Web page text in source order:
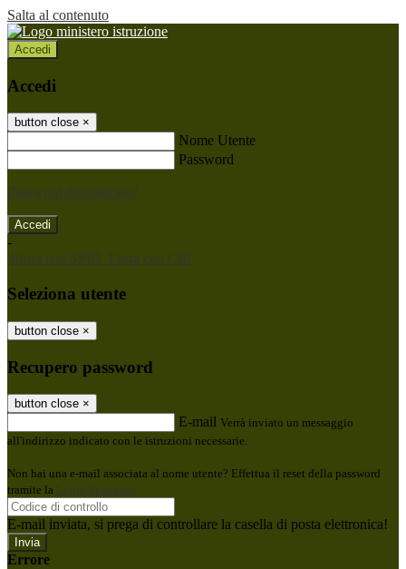
Salta al contenuto
Accedi
Accedi
button close ×
Nome Utente
Password
Password dimenticata?
-
Entra con SPID Entra con CIE
Seleziona utente
button close ×
Recupero password
button close ×
E-mail Verrà inviato un messaggio
all'indirizzo indicato con le istruzioni necessarie.
Non hai una e-mail associata al nome utente? Effettua il reset della password
tramite la Login Spaggiari
E-mail inviata, si prega di controllare la casella di posta elettronica!
Errore